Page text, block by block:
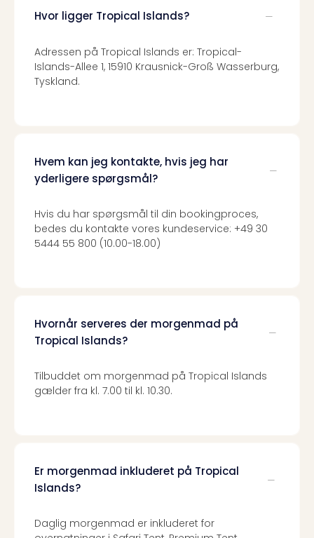
Hvor ligger Tropical Islands?
Adressen på Tropical Islands er: Tropical-
Islands-Allee 1, 15910 Krausnick-Groß Wasserburg,
Tyskland.
Hvem kan jeg kontakte, hvis jeg har
yderligere spørgsmål?
Hvis du har spørgsmål til din bookingproces,
bedes du kontakte vores kundeservice: +49 30
5444 55 800 (10.00-18.00)
Hvornår serveres der morgenmad på
Tropical Islands?
Tilbuddet om morgenmad på Tropical Islands
gælder fra kl. 7.00 til kl. 10.30.
Er morgenmad inkluderet på Tropical
Islands?
Daglig morgenmad er inkluderet for